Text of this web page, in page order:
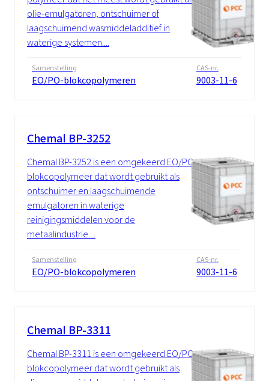
olie-emulgatoren, ontschuimer of
laagschuimend wasmiddeladditief in
waterige systemen....
Samenstelling
EO/PO-blokcopolymeren
CAS-nr.
9003-11-6
Chemal BP-3252
Chemal BP-3252 is een omgekeerd EO/PO-
blokcopolymeer dat wordt gebruikt als
ontschuimer en laagschuimende
emulgatoren in waterige
reinigingsmiddelen voor de
metaalindustrie....
Samenstelling
EO/PO-blokcopolymeren
CAS-nr.
9003-11-6
Chemal BP-3311
Chemal BP-3311 is een omgekeerd EO/PO-
blokcopolymeer dat wordt gebruikt als